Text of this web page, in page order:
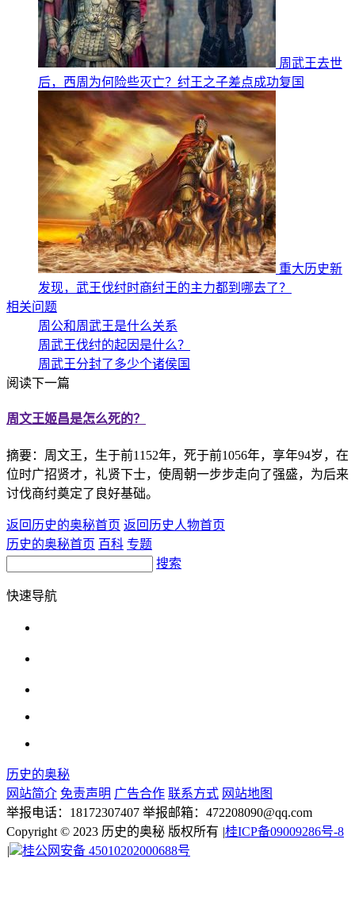
周武王去世
后，西周为何险些灭亡？纣王之子差点成功复国
重大历史新
发现，武王伐纣时商纣王的主力都到哪去了？
相关问题
周公和周武王是什么关系
周武王伐纣的起因是什么？
周武王分封了多少个诸侯国
阅读下一篇
周文王姬昌是怎么死的？
摘要：周文王，生于前1152年，死于前1056年，享年94岁，在
位时广招贤才，礼贤下士，使周朝一步步走向了强盛，为后来
讨伐商纣奠定了良好基础。
返回历史的奥秘首页 返回历史人物首页
历史的奥秘首页 百科 专题
搜索
快速导航
历史的奥秘
网站简介 免责声明 广告合作 联系方式 网站地图
举报电话：18172307407 举报邮箱：472208090@qq.com
Copyright © 2023 历史的奥秘 版权所有 桂ICP备09009286号-8
桂公网安备 45010202000688号